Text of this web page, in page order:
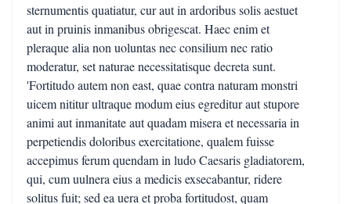
sternumentis quatiatur, cur aut in ardoribus solis aestuet
aut in pruinis inmanibus obrigescat. Haec enim et
pleraque alia non uoluntas nec consilium nec ratio
moderatur, set naturae necessitatisque decreta sunt.
'Fortitudo autem non east, quae contra naturam monstri
uicem nititur ultraque modum eius egreditur aut stupore
animi aut inmanitate aut quadam misera et necessaria in
perpetiendis doloribus exercitatione, qualem fuisse
accepimus ferum quendam in ludo Caesaris gladiatorem,
qui, cum uulnera eius a medicis exsecabantur, ridere
solitus fuit; sed ea uera et proba fortitudost, quam